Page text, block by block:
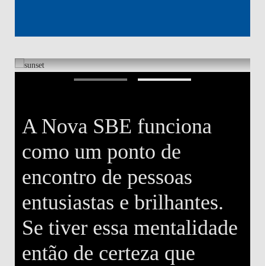
A Nova SBE funciona
como um ponto de
encontro de pessoas
entusiastas e brilhantes.
Se tiver essa mentalidade
então de certeza que